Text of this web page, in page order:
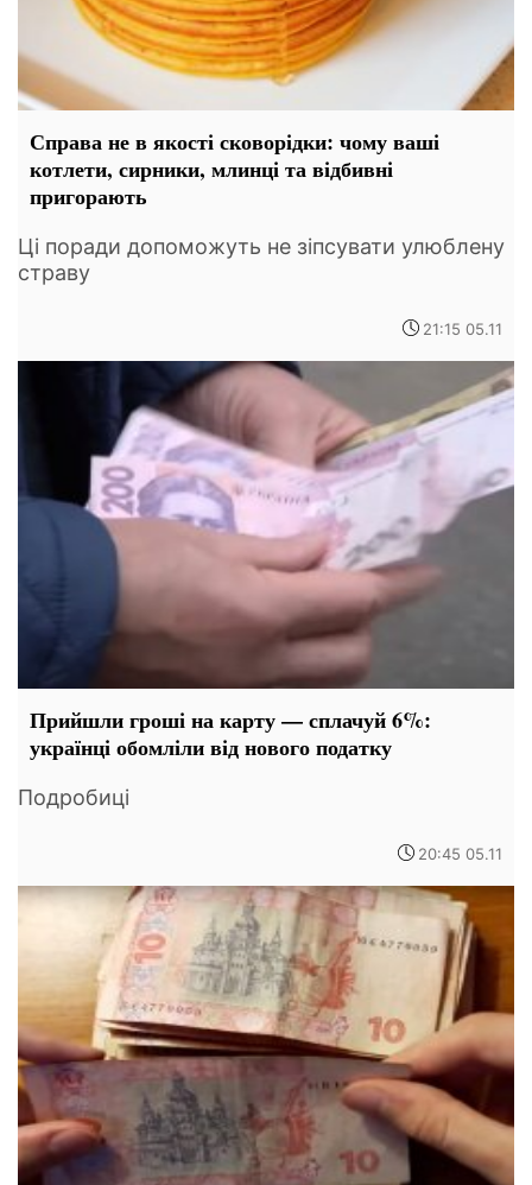
Справа не в якості сковорідки: чому ваші
котлети, сирники, млинці та відбивні
пригорають
Ці поради допоможуть не зіпсувати улюблену
страву
21:15 05.11
Прийшли гроші на карту — сплачуй 6%:
українці обомліли від нового податку
Подробиці
20:45 05.11